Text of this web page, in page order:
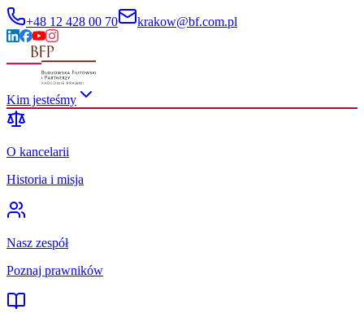
+48 12 428 00 70 krakow@bf.com.pl
Kim jesteśmy
O kancelarii
Historia i misja
Nasz zespół
Poznaj prawników